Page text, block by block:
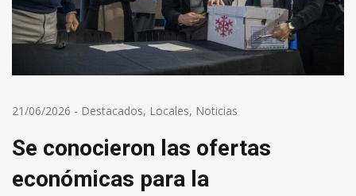
21/06/2026 - Destacados, Locales, Noticias
Se conocieron las ofertas
económicas para la